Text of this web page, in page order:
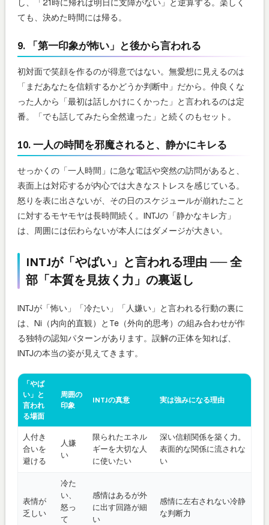
し、「21時に帰れば明日に支障がない」と逆算する。楽しく
ても、決めた時間には帰る。
9. 「第一印象が怖い」と後から言われる
初対面で笑顔を作るのが得意ではない。無愛想に見えるのは
「まだあなたを信頼するかどうか判断中」だから。仲良くな
った人から「最初は話しかけにくかった」と言われるのは定
番。「でも話してみたら全然違った」と続くのもセット。
10. 一人の時間を邪魔されると、静かにキレる
せっかくの「一人時間」に急な電話や突然の訪問があると、
表面上は対応するが内心では大きなストレスを感じている。
怒りを表に出さないが、その日のスケジュールが崩れたこと
に対するモヤモヤは長時間続く。INTJの「静かなキレ方」
は、周囲には伝わらないが本人にはダメージが大きい。
INTJが「やばい」と言われる理由 ── 全
部「本質を見抜く力」の裏返し
INTJが「怖い」「冷たい」「人嫌い」と言われる行動の裏に
は、Ni（内向的直観）とTe（外向的思考）の組み合わせが作
る独特の認知パターンがあります。誤解の正体を知れば、
INTJの本当の姿が見えてきます。
「やば
い」と
言われ
る場面
周囲の
印象
INTJの真意 実は強みになる理由
人付き
合いを
避ける
人嫌
い
限られたエネル
ギーを大切な人
に使いたい
深い信頼関係を築く力。
表面的な関係に流されな
い
表情が
乏しい
冷た
い、
怒っ
て
感情はあるが外
に出す回路が細
い
感情に左右されない冷静
な判断力